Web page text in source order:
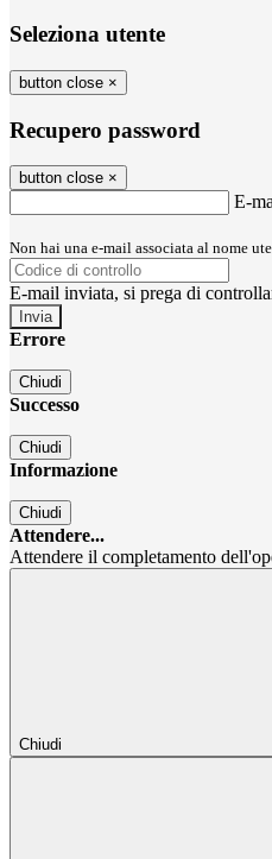
Seleziona utente
button close ×
Recupero password
button close ×
E-
Non hai una e-mail associata al nome
E-mail inviata, si prega di
Errore
Chiudi
Successo
Chiudi
Informazione
Chiudi
Attendere...
Attendere il completamento
Chiudi